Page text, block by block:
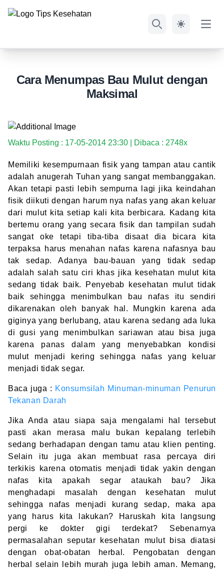
Cara Menumpas Bau Mulut dengan
Maksimal
Waktu Posting : 17-05-2014 23:30 | Dibaca : 2748x
Memiliki kesempurnaan fisik yang tampan atau cantik
adalah anugerah Tuhan yang sangat membanggakan.
Akan tetapi pasti lebih sempurna lagi jika keindahan
fisik diikuti dengan harum nya nafas yang akan keluar
dari mulut kita setiap kali kita berbicara. Kadang kita
bertemu orang yang secara fisik dan tampilan sudah
sangat oke tetapi tiba-tiba disaat dia bicara kita
terpaksa harus menahan nafas karena nafasnya bau
tak sedap. Adanya bau-bauan yang tidak sedap
adalah salah satu ciri khas jika kesehatan mulut kita
sedang tidak baik. Penyebab kesehatan mulut tidak
baik sehingga menimbulkan bau nafas itu sendiri
dikarenakan oleh banyak hal. Mungkin karena ada
giginya yang berlubang, atau karena sedang ada luka
di gusi yang menimbulkan sariawan atau bisa juga
karena panas dalam yang menyebabkan kondisi
mulut menjadi kering sehingga nafas yang keluar
menjadi tidak segar.
Baca juga : Konsumsilah Minuman-minuman Penurun
Tekanan Darah
Jika Anda atau siapa saja mengalami hal tersebut
pasti akan merasa malu bukan kepalang terlebih
sedang berhadapan dengan tamu atau klien penting.
Selain itu juga akan membuat rasa percaya diri
terkikis karena otomatis menjadi tidak yakin dengan
nafas kita apakah segar ataukah bau? Jika
menghadapi masalah dengan kesehatan mulut
sehingga nafas menjadi kurang sedap, maka apa
yang harus kita lakukan? Haruskah kita langsung
pergi ke dokter gigi terdekat? Sebenarnya
permasalahan seputar kesehatan mulut bisa diatasi
dengan obat-obatan herbal. Pengobatan dengan
herbal selain lebih murah juga lebih aman. Memang,